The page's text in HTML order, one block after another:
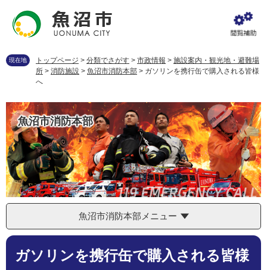
先
。
を
て
本
文
へ
現在地 トップページ > 分類でさがす > 市政情報 > 施設案内・観光地・避難場
所 > 消防施設 > 魚沼市消防本部 > ガソリンを携行缶で購入される皆様
へ
魚沼市消防本部
魚沼市消防本部メニュー
本
ガソリンを携行缶で購入される皆様